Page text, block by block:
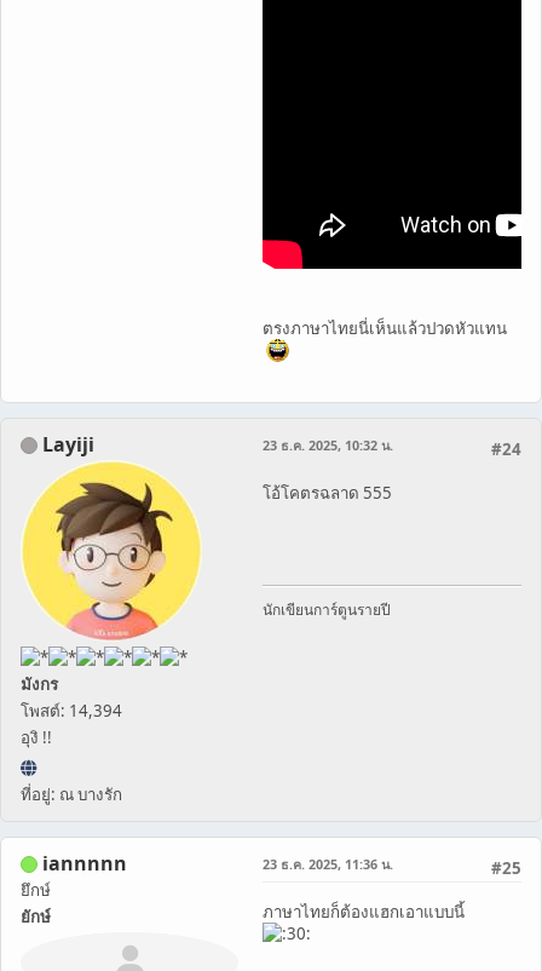
ตรงภาษาไทยนี่เห็นแล้วปวดหัวแทน
Layiji
มังกร
โพสต์: 14,394
อุงิ !!
ที่อยู่: ณ บางรัก
#24
23 ธ.ค. 2025, 10:32 น.
โอ้โคตรฉลาด 555
นักเขียนการ์ตูนรายปี
iannnnn
ยึกษ์
ยักษ์
#25
23 ธ.ค. 2025, 11:36 น.
ภาษาไทยก็ต้องแฮกเอาแบบนี้